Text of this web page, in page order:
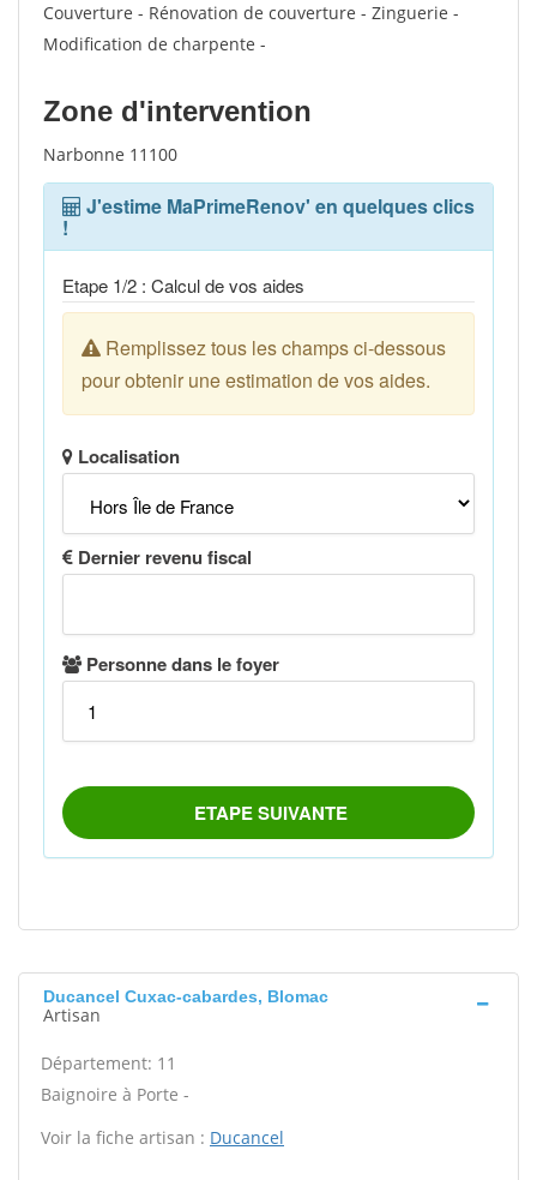
Couverture - Rénovation de couverture - Zinguerie -
Modification de charpente -
Zone d'intervention
Narbonne 11100
Ducancel Cuxac-cabardes, Blomac
Artisan
Département: 11
Baignoire à Porte -
Voir la fiche artisan : Ducancel